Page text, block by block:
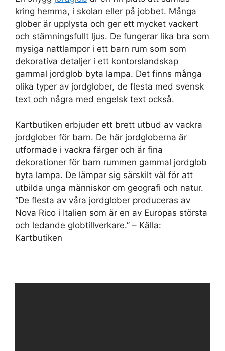
kring hemma, i skolan eller på jobbet. Många
glober är upplysta och ger ett mycket vackert
och stämningsfullt ljus. De fungerar lika bra som
mysiga nattlampor i ett barn rum som som
dekorativa detaljer i ett kontorslandskap
gammal jordglob byta lampa. Det finns många
olika typer av jordglober, de flesta med svensk
text och några med engelsk text också.
Kartbutiken erbjuder ett brett utbud av vackra
jordglober för barn. De här jordgloberna är
utformade i vackra färger och är fina
dekorationer för barn rummen gammal jordglob
byta lampa. De lämpar sig särskilt väl för att
utbilda unga människor om geografi och natur.
“De flesta av våra jordglober produceras av
Nova Rico i Italien som är en av Europas största
och ledande globtillverkare.” – Källa:
Kartbutiken